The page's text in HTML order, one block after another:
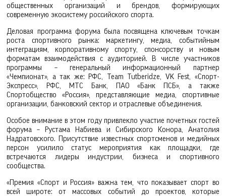
общественных организаций и брендов, формирующих
современную экосистему российского спорта.
Деловая программа форума была посвящена ключевым точкам
роста спортивного рынка: маркетингу, медиа, событийным
интеграциям, корпоративному спорту, спонсорству и новым
форматам взаимодействия с аудиторией. В числе участников
программы – генеральный информационный партнер
«Чемпионат», а так же: РФС, Team Tutberidze, VK Fest, «Спорт-
Экспресс», РФС, МТС Банк, ПАО «Банк ПСБ», а также
Спортобщество «Россия», представляющие медиа, спортивные
организации, банковский сектор и отраслевые объединения.
Особое внимание в этом году привлекло участие почетных гостей
форума – Рустама Набиева и Сибирского Конора, Анатолия
Надратовского. Присутствие известных спортсменов и медийных
персон усилило статус мероприятия как площадки, где
встречаются лидеры индустрии, бизнеса и спортивного
сообщества.
«Премия «Спорт и Россия» важна тем, что показывает спорт во
всей широте: от массовых событий до проектов, которые